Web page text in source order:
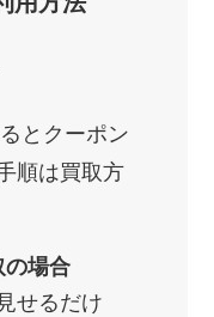
とクーポン
順は買取方
の場合
せるだけ